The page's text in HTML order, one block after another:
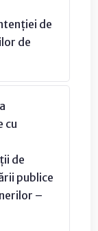
de
de
cu
de
publice
–